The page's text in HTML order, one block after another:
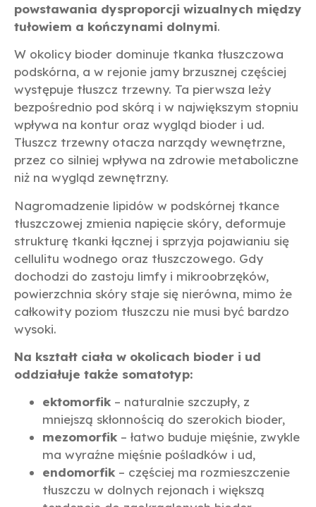
powstawania dysproporcji wizualnych między
tułowiem a kończynami dolnymi.
W okolicy bioder dominuje tkanka tłuszczowa
podskórna, a w rejonie jamy brzusznej częściej
występuje tłuszcz trzewny. Ta pierwsza leży
bezpośrednio pod skórą i w największym stopniu
wpływa na kontur oraz wygląd bioder i ud.
Tłuszcz trzewny otacza narządy wewnętrzne,
przez co silniej wpływa na zdrowie metaboliczne
niż na wygląd zewnętrzny.
Nagromadzenie lipidów w podskórnej tkance
tłuszczowej zmienia napięcie skóry, deformuje
strukturę tkanki łącznej i sprzyja pojawianiu się
cellulitu wodnego oraz tłuszczowego. Gdy
dochodzi do zastoju limfy i mikroobrzęków,
powierzchnia skóry staje się nierówna, mimo że
całkowity poziom tłuszczu nie musi być bardzo
wysoki.
Na kształt ciała w okolicach bioder i ud
oddziałuje także somatotyp:
ektomorfik – naturalnie szczupły, z
mniejszą skłonnością do szerokich bioder,
mezomorfik – łatwo buduje mięśnie, zwykle
ma wyraźne mięśnie pośladków i ud,
endomorfik – częściej ma rozmieszczenie
tłuszczu w dolnych rejonach i większą